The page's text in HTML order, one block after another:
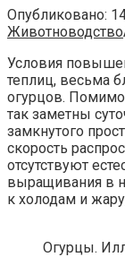
Опубликовано:
Животноводство
Условия
теплиц, весьма
огурцов. Помимо
так заметны
замкнутого
скорость
отсутствуют
выращивания в
к холодам и
Огурцы.